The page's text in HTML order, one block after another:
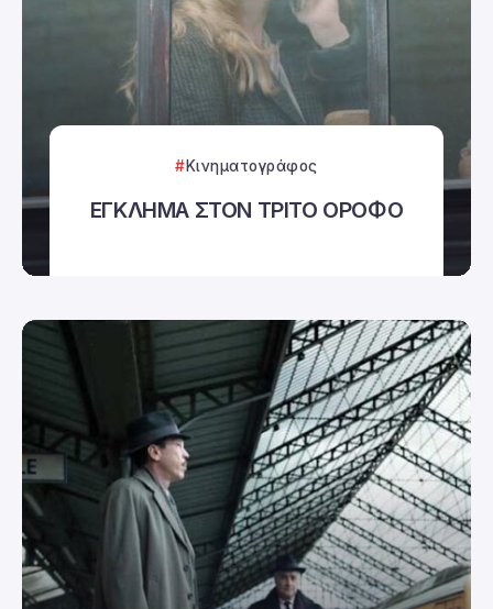
Κινηματογράφος
ΕΓΚΛΗΜΑ ΣΤΟΝ ΤΡΙΤΟ ΟΡΟΦΟ